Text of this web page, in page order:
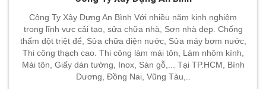
Công Ty Xây Dựng An Bình Với nhiều năm kinh nghiệm
trong lĩnh vực cải tạo, sửa chữa nhà, Sơn nhà đẹp. Chống
thấm dột triệt để, Sửa chữa điện nước, Sửa máy bơm nước,
Thi công thạch cao. Thi công làm mái tôn, Làm nhôm kính,
Mái tôn, Giấy dán tường, Inox, Sàn gỗ,... Tại TP.HCM, Bình
Dương, Đồng Nai, Vũng Tàu,..